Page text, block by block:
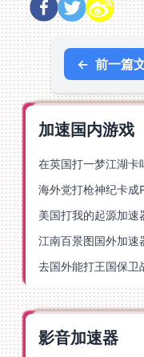
← 前一篇
加速国内游戏
影音加速器